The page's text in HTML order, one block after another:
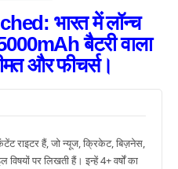
भारत में लॉन्च
बैटरी वाला
और फीचर्स।
राइटर हैं, जो न्यूज, क्रिकेट, बिज़नेस,
पर लिखती हैं। इन्हें 4+ वर्षों का